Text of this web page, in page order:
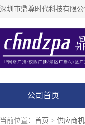
公司首页
当前位置： 首页 > 供应商机